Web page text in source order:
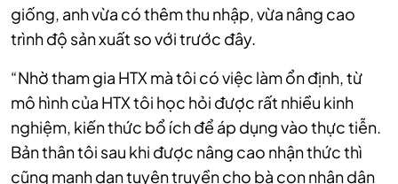
giống, anh vừa có thêm thu nhập, vừa nâng cao
trình độ sản xuất so với trước đây.
“Nhờ tham gia HTX mà tôi có việc làm ổn định, từ
mô hình của HTX tôi học hỏi được rất nhiều kinh
nghiệm, kiến thức bổ ích để áp dụng vào thực tiễn.
Bản thân tôi sau khi được nâng cao nhận thức thì
cũng mạnh dạn tuyên truyền cho bà con nhân dân